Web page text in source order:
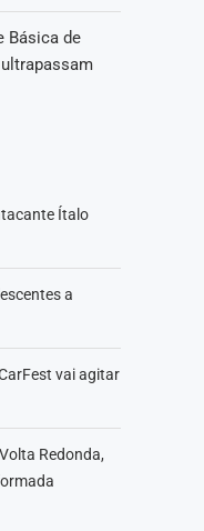
Básica de
Ítalo
a
vai agitar
Redonda,